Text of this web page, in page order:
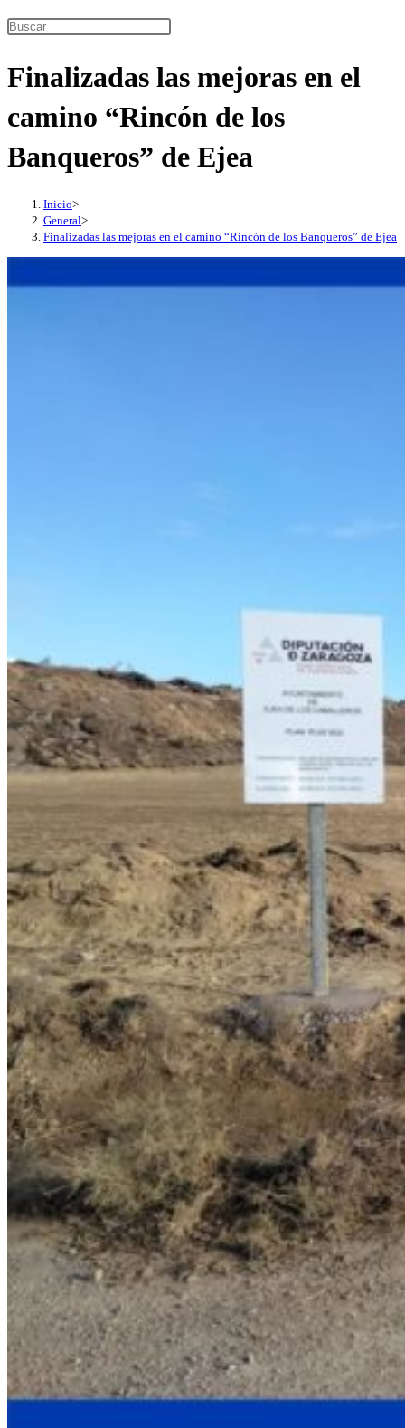
Buscar
esta
Finalizadas las mejoras en el
camino “Rincón de los
Banqueros” de Ejea
Inicio>
General>
Finalizadas las mejoras en el camino “Rincón de los Banqueros” de Ejea